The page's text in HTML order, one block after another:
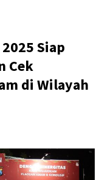
Siap
Cek
di Wilayah